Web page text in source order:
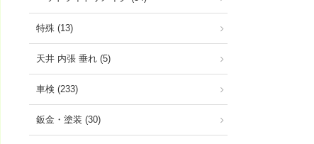
特殊 (13)
天井 内張 垂れ (5)
車検 (233)
鈑金・塗装 (30)